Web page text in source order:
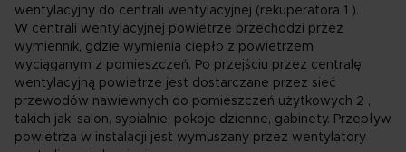
wentylacyjny do centrali wentylacyjnej (rekuperatora 1 ).
W centrali wentylacyjnej powietrze przechodzi przez
wymiennik, gdzie wymienia ciepło z powietrzem
wyciąganym z pomieszczeń. Po przejściu przez centralę
wentylacyjną powietrze jest dostarczane przez sieć
przewodów nawiewnych do pomieszczeń użytkowych 2 ,
takich jak: salon, sypialnie, pokoje dzienne, gabinety. Przepływ
powietrza w instalacji jest wymuszany przez wentylatory